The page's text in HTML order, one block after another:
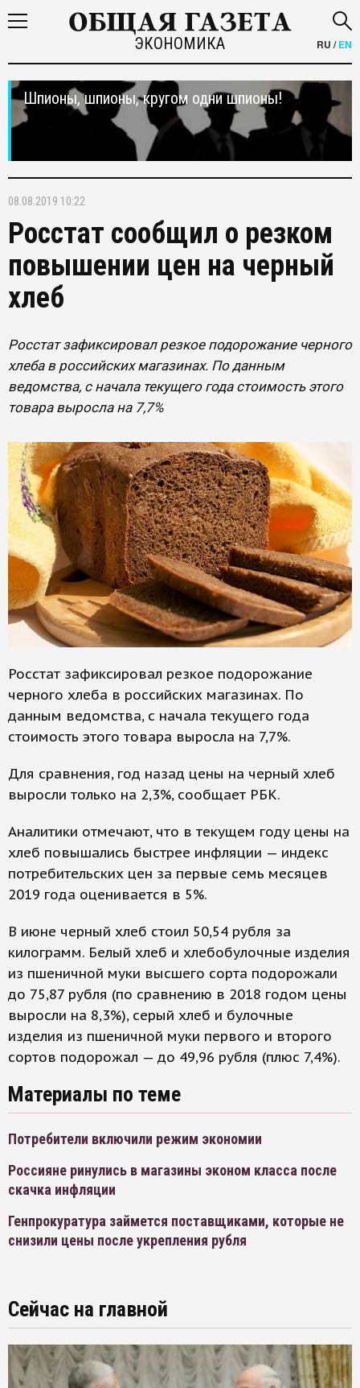
ЭКОНОМИКА RU /EN
Шпионы, шпионы, кругом одни шпионы!
08.08.2019 10:22
Росстат сообщил о резком
повышении цен на черный
хлеб
Росстат зафиксировал резкое подорожание черного
хлеба в российских магазинах. По данным
ведомства, с начала текущего года стоимость этого
товара выросла на 7,7%
Росстат зафиксировал резкое подорожание
черного хлеба в российских магазинах. По
данным ведомства, с начала текущего года
стоимость этого товара выросла на 7,7%.
Для сравнения, год назад цены на черный хлеб
выросли только на 2,3%, сообщает РБК.
Аналитики отмечают, что в текущем году цены на
хлеб повышались быстрее инфляции — индекс
потребительских цен за первые семь месяцев
2019 года оценивается в 5%.
В июне черный хлеб стоил 50,54 рубля за
килограмм. Белый хлеб и хлебобулочные изделия
из пшеничной муки высшего сорта подорожали
до 75,87 рубля (по сравнению в 2018 годом цены
выросли на 8,3%), серый хлеб и булочные
изделия из пшеничной муки первого и второго
сортов подорожал — до 49,96 рубля (плюс 7,4%).
Материалы по теме
Потребители включили режим экономии
Россияне ринулись в магазины эконом класса после
скачка инфляции
Генпрокуратура займется поставщиками, которые не
снизили цены после укрепления рубля
Сейчас на главной